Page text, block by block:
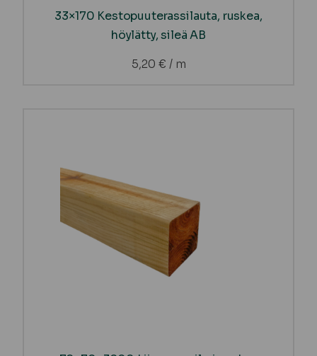
33×170 Kestopuuterassilauta, ruskea,
höylätty, sileä AB
5,20 € / m